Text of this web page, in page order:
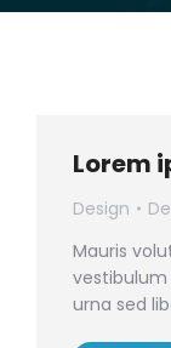
Lorem
Design
Mauris
vestibulum
urna sed